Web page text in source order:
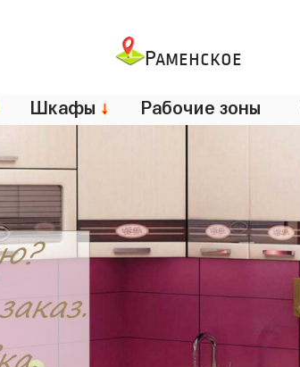
Раменское
Шкафы ↓ Рабочие зоны